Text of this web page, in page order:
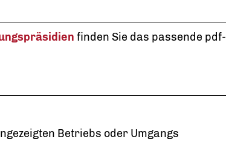
finden Sie das passende pdf-
Betriebs oder Umgangs